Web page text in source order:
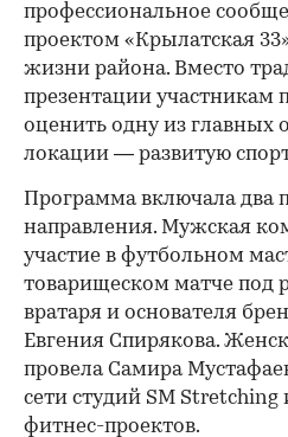
профессиональное
проектом «Крылатская
жизни района. Вместо
презентации участникам
оценить одну из главных
локации — развитую
Программа включала два
направления. Мужская
участие в футбольном
товарищеском матче под
вратаря и основателя
Евгения Спирякова.
провела Самира
сети студий SM
фитнес-проектов.